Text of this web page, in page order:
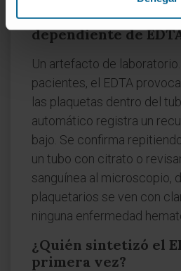
¿Qué es la
dependiente de
Un artefacto de
pacientes, el EDTA
las plaquetas dentro del
automático registra un
bajo. Se confirma
un tubo con citrato o
sanguínea al microscopio,
plaquetarios se ven con
ninguna enfermedad
¿Quién sintetizó el
primera vez?